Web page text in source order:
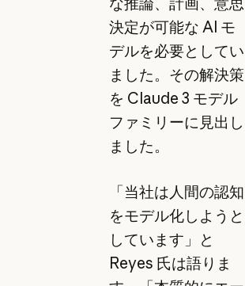
決定が可能な AI モ
デルを必要としてい
ました。その解決策
を Claude 3 モデル
ファミリーに見出し
ました。
「当社は人間の認知
をモデル化しようと
しています」と
Reyes 氏は語りま